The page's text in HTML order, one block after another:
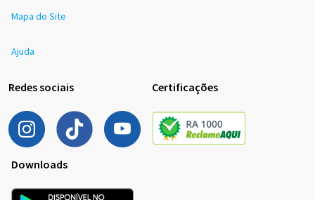
Mapa do Site
Ajuda
Redes sociais Certificações
Downloads